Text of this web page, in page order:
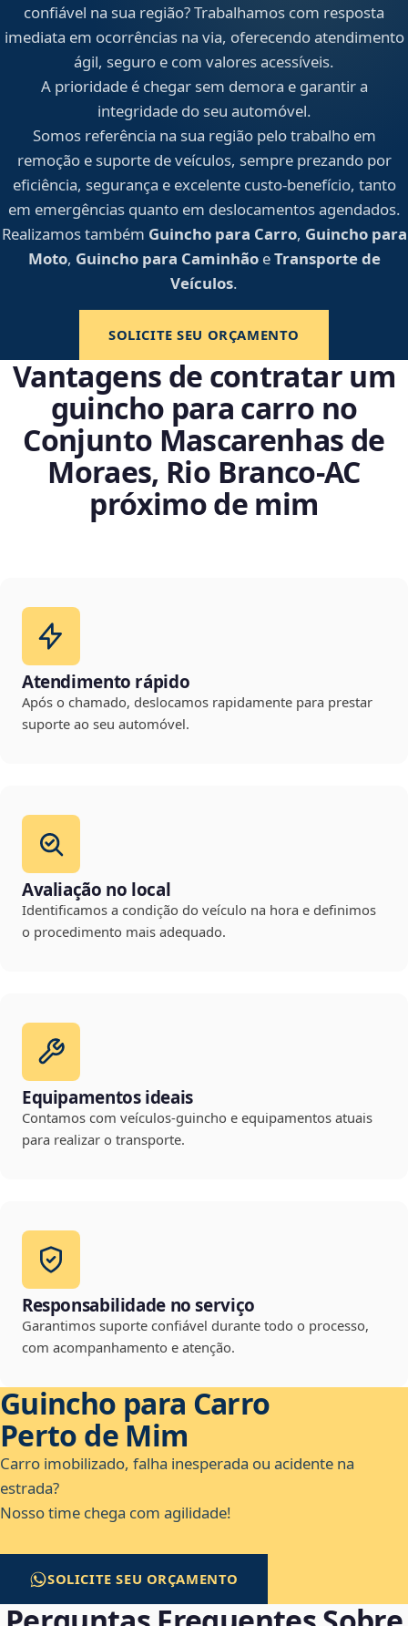
confiável na sua região? Trabalhamos com resposta
imediata em ocorrências na via, oferecendo atendimento
ágil, seguro e com valores acessíveis.
A prioridade é chegar sem demora e garantir a
integridade do seu automóvel.
Somos referência na sua região pelo trabalho em
remoção e suporte de veículos, sempre prezando por
eficiência, segurança e excelente custo-benefício, tanto
em emergências quanto em deslocamentos agendados.
Realizamos também Guincho para Carro, Guincho para
Moto, Guincho para CaminhãoeTransporte de
Veículos.
SOLICITE SEU ORÇAMENTO
Vantagens de contratar um
guincho para carro no
Conjunto Mascarenhas de
Moraes, Rio Branco‑AC
próximo de mim
Atendimento rápido
Após o chamado, deslocamos rapidamente para prestar
suporte ao seu automóvel.
Avaliação no local
Identificamos a condição do veículo na hora e definimos
o procedimento mais adequado.
Equipamentos ideais
Contamos com veículos-guincho e equipamentos atuais
para realizar o transporte.
Responsabilidade no serviço
Garantimos suporte confiável durante todo o processo,
com acompanhamento e atenção.
Guincho para Carro
Perto de Mim
Carro imobilizado, falha inesperada ou acidente na
estrada?
Nosso time chega com agilidade!
SOLICITE SEU ORÇAMENTO